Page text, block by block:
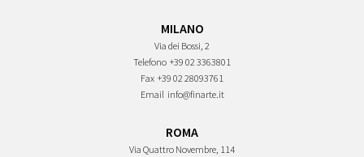
MILANO
Via dei Bossi, 2
Telefono +39 02 3363801
Fax +39 02 28093761
Email info@finarte.it
ROMA
Via Quattro Novembre, 114